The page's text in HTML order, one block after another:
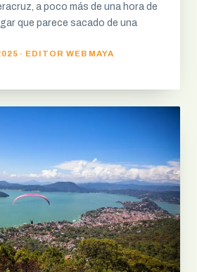
a poco más de una hora de
que parece sacado de una
· EDITOR WEB MAYA